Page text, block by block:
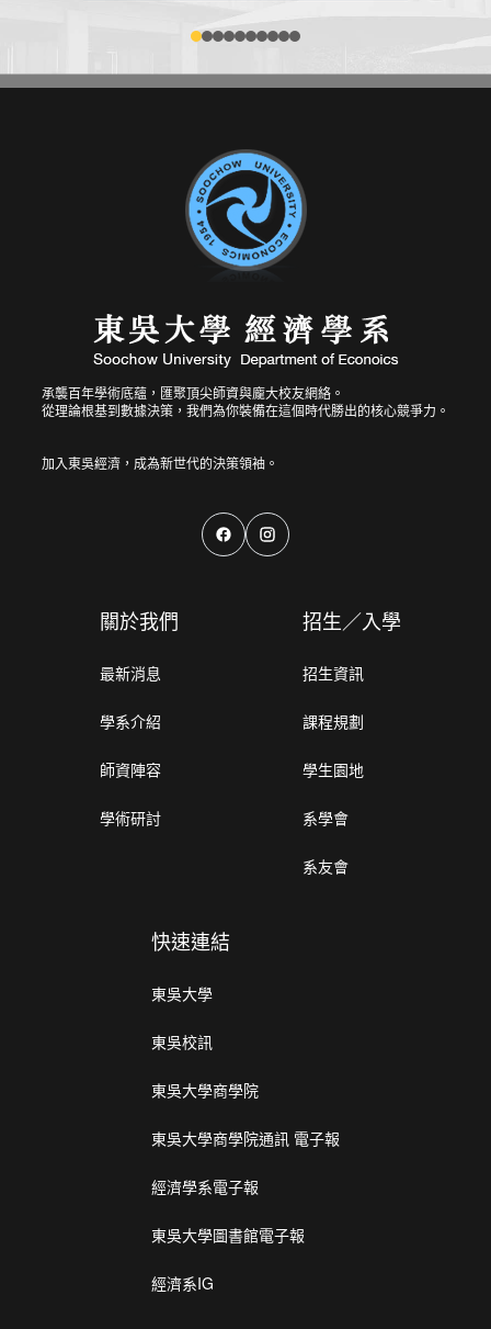
承襲百年學術底蘊，匯聚頂尖師資與龐大校友網絡。
從理論根基到數據決策，我們為你裝備在這個時代勝出的核心競爭力。
關於我們
最新消息
學系介紹
師資陣容
學術研討
招生／入學
招生資訊
課程規劃
學生園地
系學會
系友會
快速連結
東吳大學
東吳校訊
東吳大學商學院
東吳大學商學院通訊 電子報
經濟學系電子報
東吳大學圖書館電子報
經濟系IG